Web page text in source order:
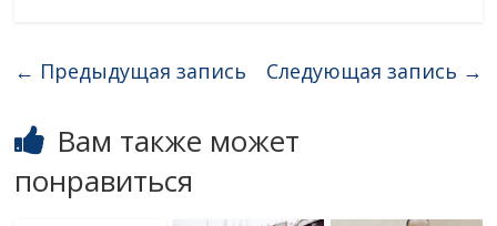
← Предыдущая запись Следующая запись →
Вам также может
понравиться